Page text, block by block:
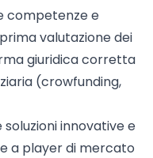
competenze e
valutazione dei
giuridica corretta
(crowfunding,
innovative e
a player di mercato